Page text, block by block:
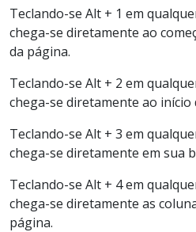
Teclando-se Alt + 1 em
chega-se diretamente ao
da página.
Teclando-se Alt + 2 em
chega-se diretamente ao início
Teclando-se Alt + 3 em
chega-se diretamente em sua
Teclando-se Alt + 4 em
chega-se diretamente as
página.